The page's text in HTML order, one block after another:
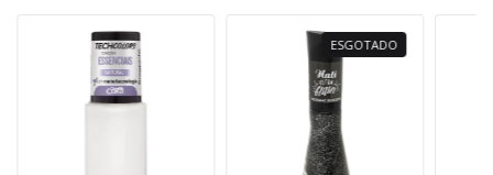
ESGOTADO